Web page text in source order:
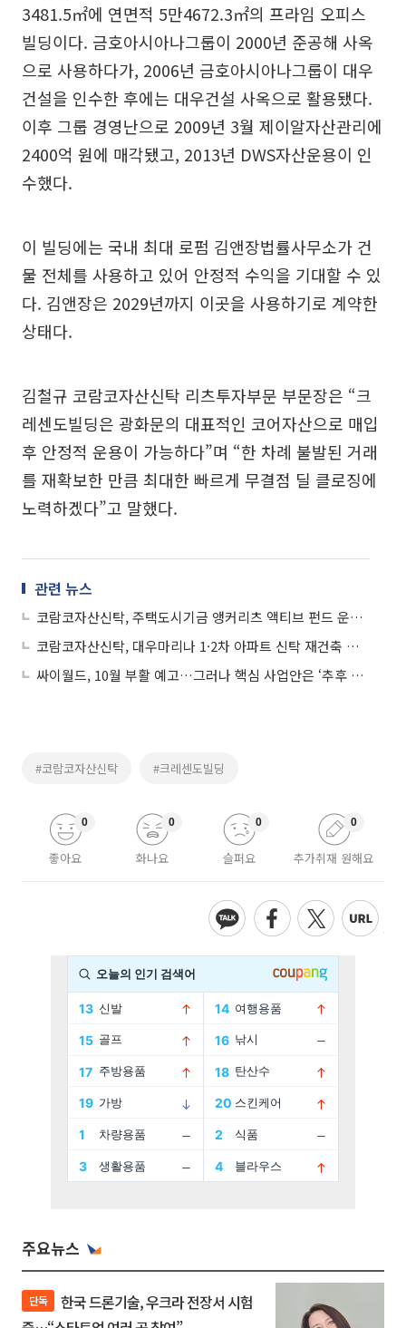
3481.5㎡에 연면적 5만4672.3㎡의 프라임 오피스
빌딩이다. 금호아시아나그룹이 2000년 준공해 사옥
으로 사용하다가, 2006년 금호아시아나그룹이 대우
건설을 인수한 후에는 대우건설 사옥으로 활용됐다.
이후 그룹 경영난으로 2009년 3월 제이알자산관리에
2400억 원에 매각됐고, 2013년 DWS자산운용이 인
수했다.
이 빌딩에는 국내 최대 로펌 김앤장법률사무소가 건
물 전체를 사용하고 있어 안정적 수익을 기대할 수 있
다. 김앤장은 2029년까지 이곳을 사용하기로 계약한
상태다.
김철규 코람코자산신탁 리츠투자부문 부문장은 “크
레센도빌딩은 광화문의 대표적인 코어자산으로 매입
후 안정적 운용이 가능하다”며 “한 차례 불발된 거래
를 재확보한 만큼 최대한 빠르게 무결점 딜 클로징에
노력하겠다”고 말했다.
관련 뉴스
코람코자산신탁, 주택도시기금 앵커리츠 액티브 펀드 운용사 모집
코람코자산신탁, 대우마리나 1·2차 아파트 신탁 재건축 추진
싸이월드, 10월 부활 예고…그러나 핵심 사업안은 ‘추후 공개’
#코람코자산신탁 #크레센도빌딩
좋아요
0
화나요
0
슬퍼요
0
추가취재 원해요
0
주요뉴스
단독